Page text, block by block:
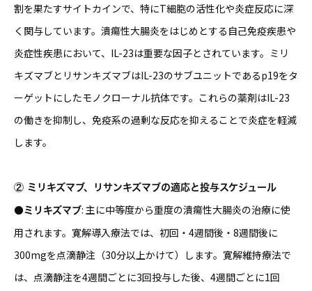
割を果たすサイトカインで、特にT細胞の活性化や炎症反応に深
く関与しています。潰瘍性大腸炎をはじめとする自己免疫疾患や
炎症性疾患において、IL-23は重要な因子とされています。ミリ
キズマブとリサンキズマブはIL-23のサブユニットであるp19をタ
ーゲットにしたモノクローナル抗体です。これらの薬剤はIL-23
の働きを抑制し、免疫系の過剰な反応を抑えることで炎症を軽減
します。
② ミリキズマブ、リサンキズマブの適応と投与スケジュール
●ミリキズマブ: 主に中等度から重度の潰瘍性大腸炎の治療に使
用されます。寛解導入療法では、初回・4週間後・8週間後に
300mgを点滴静注（30分以上かけて）します。寛解維持療法で
は、点滴静注を4週間ごとに3回投与した後、4週間ごとに1回